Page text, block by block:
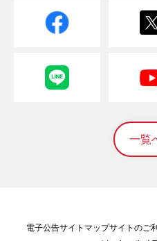
一覧
電子公告サイトマップサイトのご